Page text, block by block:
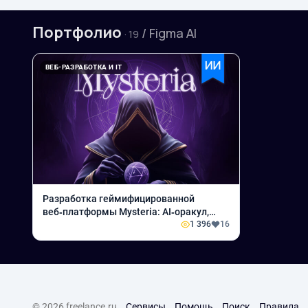
Портфолио · 19 / Figma AI
ВЕБ-РАЗРАБОТКА И IT
Разработка геймифицированной
веб‑платформы Mysteria: AI‑оракул,
1 396 16